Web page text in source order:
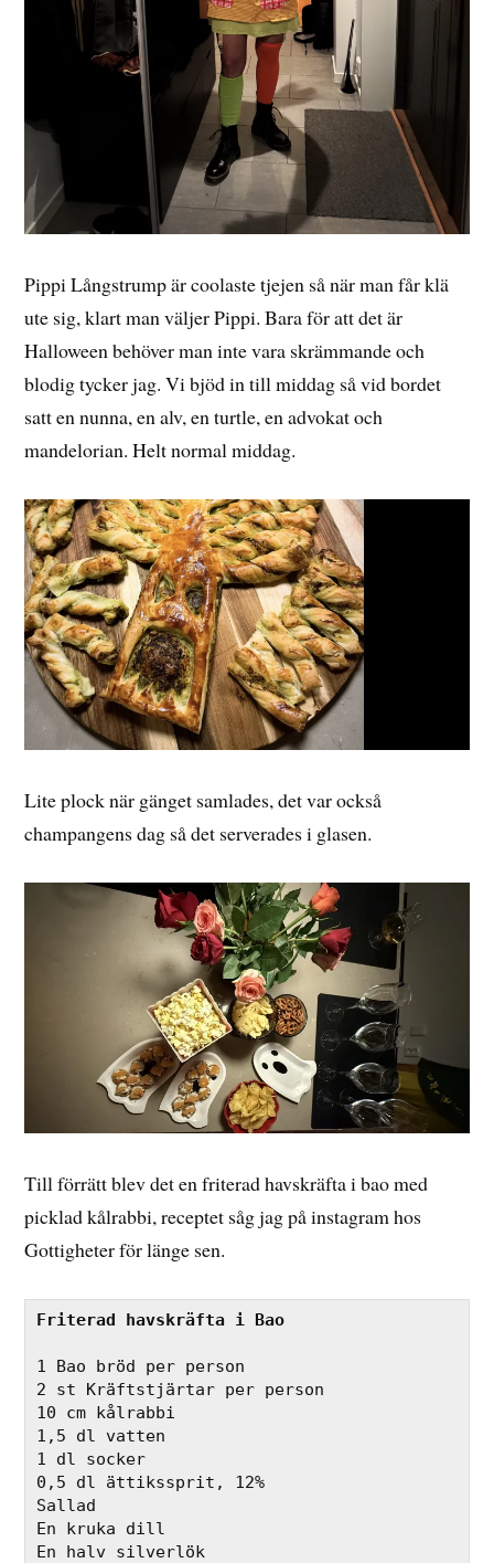
Pippi Långstrump är coolaste tjejen så när man får klä
ute sig, klart man väljer Pippi. Bara för att det är
Halloween behöver man inte vara skrämmande och
blodig tycker jag. Vi bjöd in till middag så vid bordet
satt en nunna, en alv, en turtle, en advokat och
mandelorian. Helt normal middag.
Lite plock när gänget samlades, det var också
champangens dag så det serverades i glasen.
Till förrätt blev det en friterad havskräfta i bao med
picklad kålrabbi, receptet såg jag på instagram hos
Gottigheter för länge sen.
Friterad havskräfta i Bao
1 Bao bröd per person
2 st Kräftstjärtar per person
10 cm kålrabbi
1,5 dl vatten
1 dl socker
0,5 dl ättikssprit, 12%
Sallad
En kruka dill
En halv silverlök